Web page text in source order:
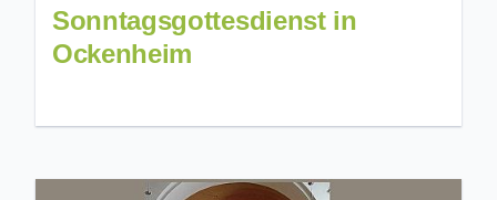
Sonntagsgottesdienst in
Ockenheim